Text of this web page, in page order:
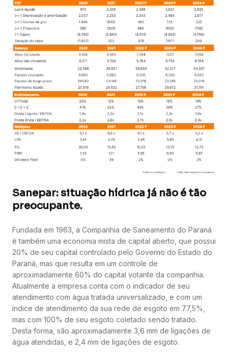
Sanepar: situação hídrica já não é tão
preocupante.
Fundada em 1963, a Companhia de Saneamento do Paraná
é também uma economia mista de capital aberto, que possui
20% de seu capital controlado pelo Governo do Estado do
Paraná, mas que resulta em um controle de
aproximadamente 60% do capital votante da companhia.
Atualmente a empresa conta com o indicador de seu
atendimento com água tratada universalizado, e com um
índice de atendimento da sua rede de esgoto em 77,5%,
mas com 100% de seu esgoto coletado sendo tratado.
Desta forma, são aproximadamente 3,6 mm de ligações de
água atendidas, e 2,4 mm de ligações de esgoto.